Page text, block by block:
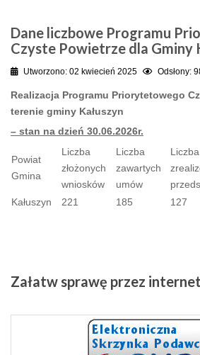
Dane liczbowe Programu
Czyste Powietrze dla Gminy
Utworzono: 02 kwiecień 2025 Odsłony:
Realizacja Programu Priorytetowego
terenie gminy Kałuszyn
– stan na dzień 30.06.2026r.
Powiat
Gmina
Liczba
złożonych
wniosków
Liczba
zawartych
umów
Liczba
Kałuszyn
221 185 127
Załatw sprawę przez internet